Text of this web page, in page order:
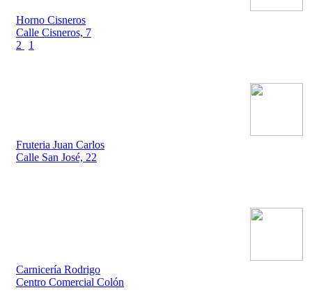
Horno Cisneros
Calle Cisneros, 7
2
1
Fruteria Juan Carlos
Calle San José, 22
Carnicería Rodrigo
Centro Comercial Colón